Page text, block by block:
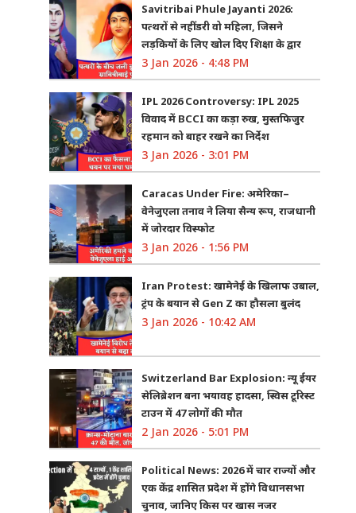
Savitribai Phule Jayanti 2026:
पत्थरों से नहीं डरी वो महिला, जिसने
लड़कियों के लिए खोल दिए शिक्षा के द्वार
3 Jan 2026 - 4:48 PM
IPL 2026 Controversy: IPL 2025
विवाद में BCCI का कड़ा रुख, मुस्तफिजुर
रहमान को बाहर रखने का निर्देश
3 Jan 2026 - 3:01 PM
Caracas Under Fire: अमेरिका–
वेनेजुएला तनाव ने लिया सैन्य रूप, राजधानी
में जोरदार विस्फोट
3 Jan 2026 - 1:56 PM
Iran Protest: खामेनेई के खिलाफ उबाल,
ट्रंप के बयान से Gen Z का हौसला बुलंद
3 Jan 2026 - 10:42 AM
Switzerland Bar Explosion: न्यू ईयर
सेलिब्रेशन बना भयावह हादसा, स्विस टूरिस्ट
टाउन में 47 लोगों की मौत
2 Jan 2026 - 5:01 PM
Political News: 2026 में चार राज्यों और
एक केंद्र शासित प्रदेश में होंगे विधानसभा
चुनाव, जानिए किस पर खास नजर